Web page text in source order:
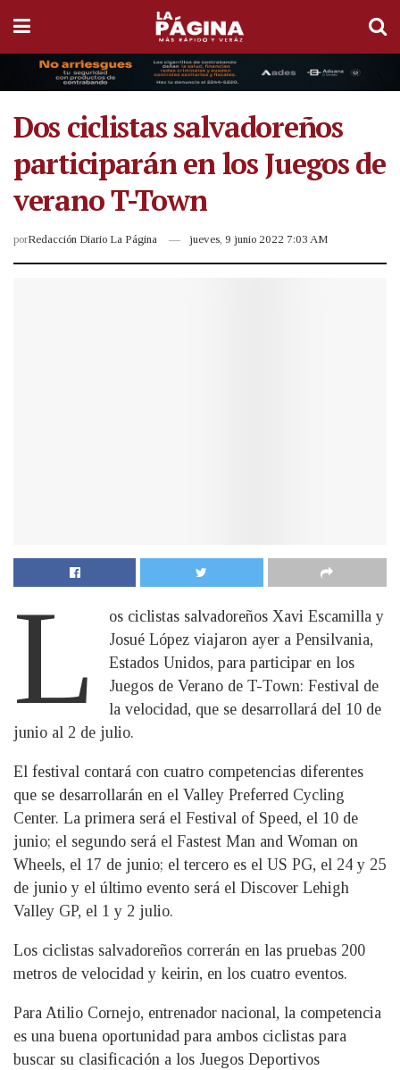
Dos ciclistas salvadoreños
participarán en los Juegos de
verano T-Town
porRedacción Diario La Página jueves, 9 junio 2022 7:03 AM
L
os ciclistas salvadoreños Xavi Escamilla y
Josué López viajaron ayer a Pensilvania,
Estados Unidos, para participar en los
Juegos de Verano de T-Town: Festival de
la velocidad, que se desarrollará del 10 de
junio al 2 de julio.
El festival contará con cuatro competencias diferentes
que se desarrollarán en el Valley Preferred Cycling
Center. La primera será el Festival of Speed, el 10 de
junio; el segundo será el Fastest Man and Woman on
Wheels, el 17 de junio; el tercero es el US PG, el 24 y 25
de junio y el último evento será el Discover Lehigh
Valley GP, el 1 y 2 julio.
Los ciclistas salvadoreños correrán en las pruebas 200
metros de velocidad y keirin, en los cuatro eventos.
Para Atilio Cornejo, entrenador nacional, la competencia
es una buena oportunidad para ambos ciclistas para
buscar su clasificación a los Juegos Deportivos